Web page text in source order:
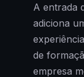
A entrada
adiciona
de
empresa